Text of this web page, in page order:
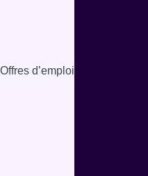
Offres d’emploi